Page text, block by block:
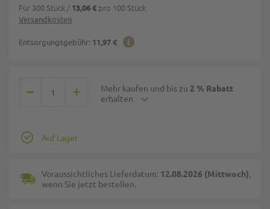
Versandkosten
Entsorgungsgebühr: 11,97 €
Für 300 Stück / 13,06 € pro 100 Stück
Mehr kaufen und bis zu 2 % Rabatt
erhalten
Auf Lager
Voraussichtliches Lieferdatum: 12.08.2026 (Mittwoch),
wenn Sie jetzt bestellen.